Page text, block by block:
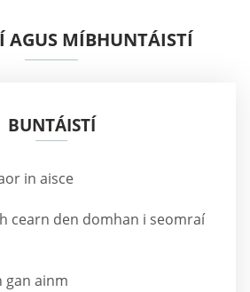
AGUS MÍBHUNTÁISTÍ
BUNTÁISTÍ
in aisce
cearn den domhan i seomraí
gan ainm